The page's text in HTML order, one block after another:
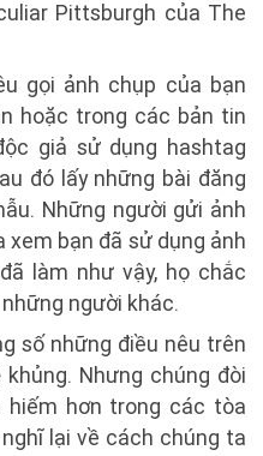
Pittsburgh của The
gọi ảnh chụp của bạn
hoặc trong các bản tin
giả sử dụng hashtag
đó lấy những bài đăng
Những người gửi ảnh
bạn đã sử dụng ảnh
làm như vậy, họ chắc
người khác.
số những điều nêu trên
khủng. Nhưng chúng đòi
hơn trong các tòa
lại về cách chúng ta